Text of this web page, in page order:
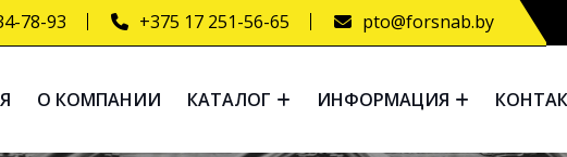
78-93 +375 17 251-56-65 pto@forsnab.by
О КОМПАНИИ КАТАЛОГ ИНФОРМАЦИЯ